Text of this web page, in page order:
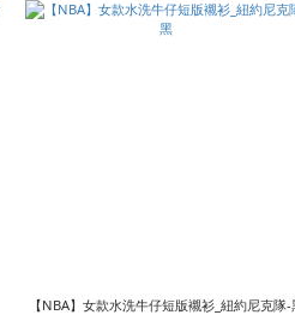
【NBA】女款水洗牛仔短版襯衫_紐約尼克隊-